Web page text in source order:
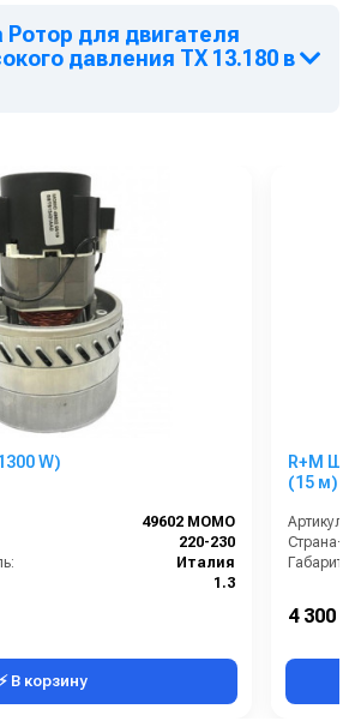
Ротор для двигателя
давления TX 13.180 в
W)
49602 MOMO
220-230
Италия
1.3
В корзину
R+M
(15 м)
Артикул:
Страна-
4 300